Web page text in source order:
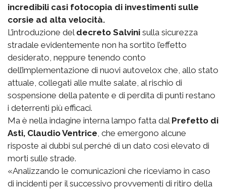
incredibili casi fotocopia di investimenti sulle
corsie ad alta velocità.
L’introduzione del decreto Salvini sulla sicurezza
stradale evidentemente non ha sortito l’effetto
desiderato, neppure tenendo conto
dell’implementazione di nuovi autovelox che, allo stato
attuale, collegati alle multe salate, al rischio di
sospensione della patente e di perdita di punti restano
i deterrenti più efficaci.
Ma è nella indagine interna lampo fatta dal Prefetto di
Asti, Claudio Ventrice , che emergono alcune
risposte ai dubbi sul perché di un dato così elevato di
morti sulle strade.
«Analizzando le comunicazioni che riceviamo in caso
di incidenti per il successivo provvementi di ritiro della